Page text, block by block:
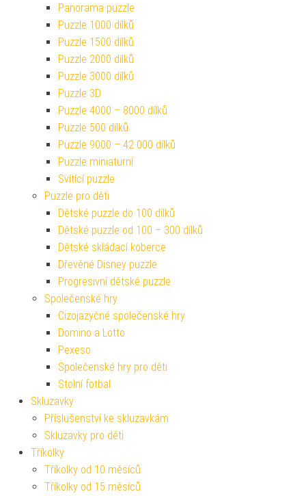
Panorama puzzle
Puzzle 1000 dílků
Puzzle 1500 dílků
Puzzle 2000 dílků
Puzzle 3000 dílků
Puzzle 3D
Puzzle 4000 – 8000 dílků
Puzzle 500 dílků
Puzzle 9000 – 42 000 dílků
Puzzle miniaturní
Svítící puzzle
Puzzle pro děti
Dětské puzzle do 100 dílků
Dětské puzzle od 100 – 300 dílků
Dětské skládací koberce
Dřevěné Disney puzzle
Progresivní dětské puzzle
Společenské hry
Cizojazyčné společenské hry
Domino a Lotto
Pexeso
Společenské hry pro děti
Stolní fotbal
Skluzavky
Příslušenství ke skluzavkám
Skluzavky pro děti
Tříkolky
Tříkolky od 10 měsíců
Tříkolky od 15 měsíců